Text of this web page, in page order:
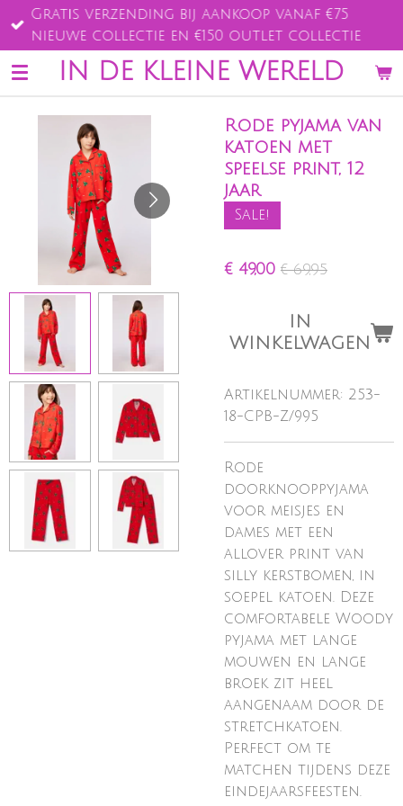
Ga
direct
naar
de
IN DE KLEINE WERELD
Gratis verzending bij aankoop vanaf €75
nieuwe collectie en €150 outlet collectie
Rode pyjama van
katoen met
speelse print, 12
jaar
Sale!
€ 49,00 € 69,95
IN
WINKELWAGEN
Artikelnummer: 253-
18-CPB-Z/995
Rode
doorknooppyjama
voor meisjes en
dames met een
allover print van
silly kerstbomen, in
soepel katoen. Deze
comfortabele Woody
pyjama met lange
mouwen en lange
broek zit heel
aangenaam door de
stretchkatoen.
Perfect om te
matchen tijdens deze
eindejaarsfeesten.